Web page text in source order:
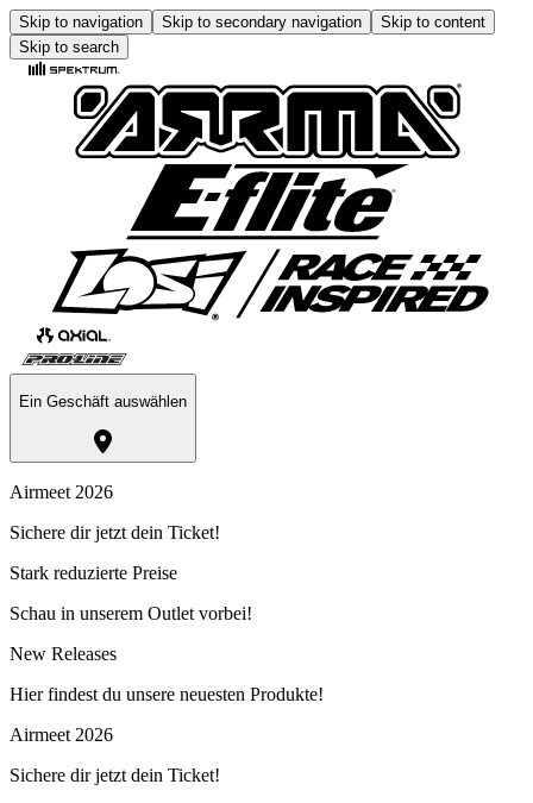
Skip to navigation Skip to secondary navigation
Skip to content
Skip to search
Ein Geschäft auswählen
Airmeet 2026
Sichere dir jetzt dein Ticket!
Stark reduzierte Preise
Schau in unserem Outlet vorbei!
New Releases
Hier findest du unsere neuesten Produkte!
Airmeet 2026
Sichere dir jetzt dein Ticket!